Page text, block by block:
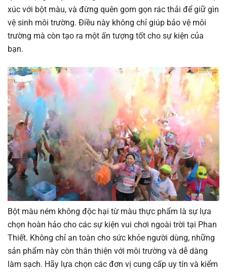
xúc với bột màu, và đừng quên gom gọn rác thải để giữ gìn
vệ sinh môi trường. Điều này không chỉ giúp bảo vệ môi
trường mà còn tạo ra một ấn tượng tốt cho sự kiện của
bạn.
Bột màu ném không độc hại từ màu thực phẩm là sự lựa
chọn hoàn hảo cho các sự kiện vui chơi ngoài trời tại Phan
Thiết. Không chỉ an toàn cho sức khỏe người dùng, những
sản phẩm này còn thân thiện với môi trường và dễ dàng
làm sạch. Hãy lựa chọn các đơn vị cung cấp uy tín và kiểm